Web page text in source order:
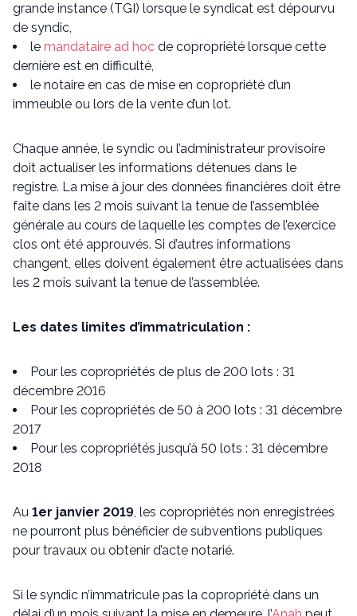
grande instance (TGI) lorsque le syndicat est dépourvu
de syndic,
le mandataire ad hoc de copropriété lorsque cette
dernière est en difficulté,
le notaire en cas de mise en copropriété d’un
immeuble ou lors de la vente d’un lot.
Chaque année, le syndic ou l’administrateur provisoire
doit actualiser les informations détenues dans le
registre. La mise à jour des données financières doit être
faite dans les 2 mois suivant la tenue de l’assemblée
générale au cours de laquelle les comptes de l’exercice
clos ont été approuvés. Si d’autres informations
changent, elles doivent également être actualisées dans
les 2 mois suivant la tenue de l’assemblée.
Les dates limites d’immatriculation :
Pour les copropriétés de plus de 200 lots : 31
décembre 2016
Pour les copropriétés de 50 à 200 lots : 31 décembre
2017
Pour les copropriétés jusqu’à 50 lots : 31 décembre
2018
Au 1er janvier 2019, les copropriétés non enregistrées
ne pourront plus bénéficier de subventions publiques
pour travaux ou obtenir d’acte notarié.
Si le syndic n’immatricule pas la copropriété dans un